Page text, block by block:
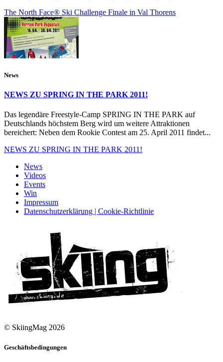
The North Face® Ski Challenge Finale in Val Thorens
News
NEWS ZU SPRING IN THE PARK 2011!
Das legendäre Freestyle-Camp SPRING IN THE PARK auf
Deutschlands höchstem Berg wird um weitere Attraktionen
bereichert: Neben dem Rookie Contest am 25. April 2011 findet...
NEWS ZU SPRING IN THE PARK 2011!
News
Videos
Events
Win
Impressum
Datenschutzerklärung | Cookie-Richtlinie
© SkiingMag 2026
Geschäftsbedingungen